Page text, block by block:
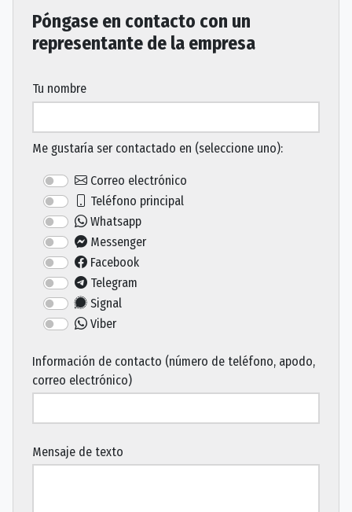
Póngase en contacto con un
representante de la empresa
Tu nombre
Me gustaría ser contactado en (seleccione uno):
Correo electrónico
Teléfono principal
Whatsapp
Messenger
Facebook
Telegram
Signal
Viber
Información de contacto (número de teléfono, apodo,
correo electrónico)
Mensaje de texto